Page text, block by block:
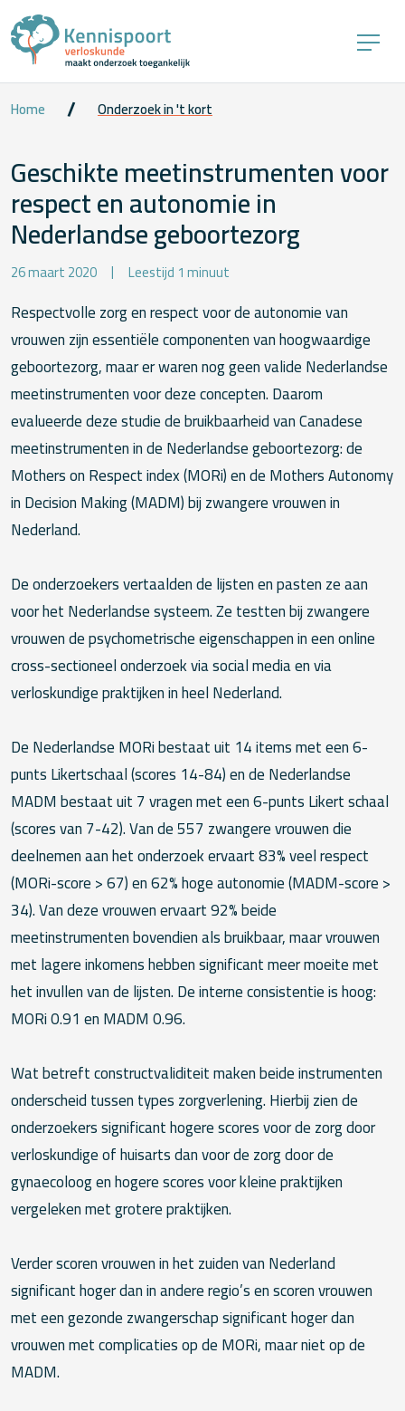
Home Onderzoek in 't kort
Geschikte meetinstrumenten voor
respect en autonomie in
Nederlandse geboortezorg
26 maart 2020 Leestijd 1 minuut
Respectvolle zorg en respect voor de autonomie van
vrouwen zijn essentiële componenten van hoogwaardige
geboortezorg, maar er waren nog geen valide Nederlandse
meetinstrumenten voor deze concepten. Daarom
evalueerde deze studie de bruikbaarheid van Canadese
meetinstrumenten in de Nederlandse geboortezorg: de
Mothers on Respect index (MORi) en de Mothers Autonomy
in Decision Making (MADM) bij zwangere vrouwen in
Nederland.
De onderzoekers vertaalden de lijsten en pasten ze aan
voor het Nederlandse systeem. Ze testten bij zwangere
vrouwen de psychometrische eigenschappen in een online
cross-sectioneel onderzoek via social media en via
verloskundige praktijken in heel Nederland.
De Nederlandse MORi bestaat uit 14 items met een 6-
punts Likertschaal (scores 14-84) en de Nederlandse
MADM bestaat uit 7 vragen met een 6-punts Likert schaal
(scores van 7-42). Van de 557 zwangere vrouwen die
deelnemen aan het onderzoek ervaart 83% veel respect
(MORi-score > 67) en 62% hoge autonomie (MADM-score >
34). Van deze vrouwen ervaart 92% beide
meetinstrumenten bovendien als bruikbaar, maar vrouwen
met lagere inkomens hebben significant meer moeite met
het invullen van de lijsten. De interne consistentie is hoog:
MORi 0.91 en MADM 0.96.
Wat betreft constructvaliditeit maken beide instrumenten
onderscheid tussen types zorgverlening. Hierbij zien de
onderzoekers significant hogere scores voor de zorg door
verloskundige of huisarts dan voor de zorg door de
gynaecoloog en hogere scores voor kleine praktijken
vergeleken met grotere praktijken.
Verder scoren vrouwen in het zuiden van Nederland
significant hoger dan in andere regio’s en scoren vrouwen
met een gezonde zwangerschap significant hoger dan
vrouwen met complicaties op de MORi, maar niet op de
MADM.